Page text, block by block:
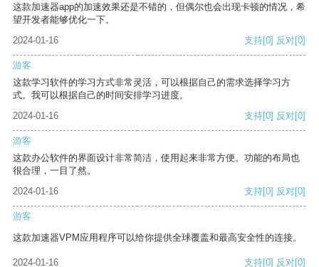
这款加速器app的加速效果还是不错的，但偶尔也会出现卡顿的情况，希
望开发者能够优化一下。
2024-01-16
支持[0] 反对[0]
游客
这款学习软件的学习方式非常灵活，可以根据自己的需求选择学习方
式。我可以根据自己的时间安排学习进度。
2024-01-16
支持[0] 反对[0]
游客
这款办公软件的界面设计非常简洁，使用起来非常方便。功能的布局也
很合理，一目了然。
2024-01-16
支持[0] 反对[0]
游客
这款加速器VPM应用程序可以给你提供全球覆盖和最高安全性的连接。
2024-01-16 支持[0] 反对[0]